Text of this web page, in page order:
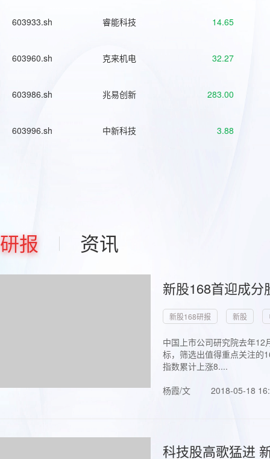
603933.sh 睿能科技 14.65
603960.sh 克来机电 32.27
603986.sh 兆易创新 283.00
603996.sh 中新科技 3.88
研报 资讯
新股168首迎成
新股168研报 新股
中国上市公司研究院去年
标，筛选出值得重点关注的
指数累计上涨8....
杨霞/文
2018-05-18
科技股高歌猛进